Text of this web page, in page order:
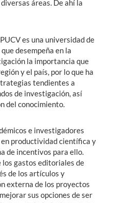
áreas. De ahí la
es una universidad de
desempeña en la
la importancia que
y el país, por lo que ha
tendientes a
de investigación, así
del conocimiento.
e investigadores
productividad científica y
de incentivos para ello.
los gastos editoriales de
de los artículos y
externa de los proyectos
sus opciones de ser